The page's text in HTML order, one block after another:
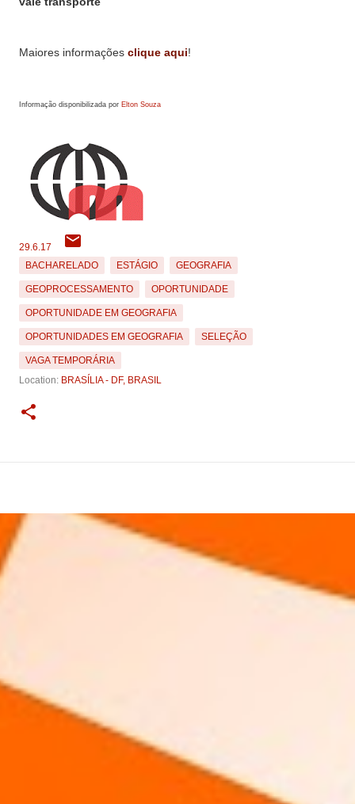
Maiores informações clique aqui!
Informação disponibilizada por Elton Souza
29.6.17
BACHARELADO
ESTÁGIO GEOGRAFIA
GEOPROCESSAMENTO OPORTUNIDADE
OPORTUNIDADE EM GEOGRAFIA
OPORTUNIDADES EM GEOGRAFIA SELEÇÃO
VAGA TEMPORÁRIA
Location: BRASÍLIA - DF, BRASIL